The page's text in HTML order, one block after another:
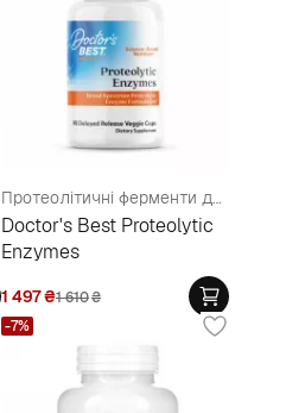
Протеолітичні ферменти для засвоєння та розщеплення білків
Doctor's Best Proteolytic
Enzymes
1 497₴1 610₴
-7%